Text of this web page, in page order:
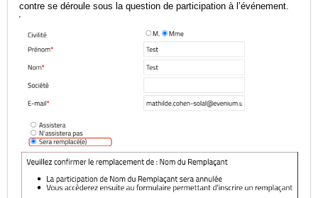
contre se déroule sous la question de participation à l’événement.